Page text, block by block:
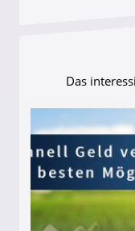
Das